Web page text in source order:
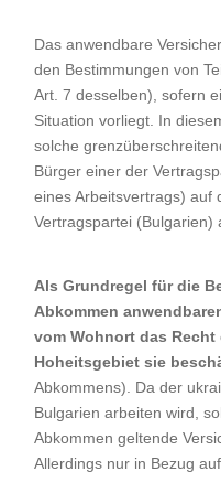
Das anwendbare
den Bestimmungen von
Art. 7 desselben), sofern
Situation vorliegt. In
solche
Bürger einer der
eines Arbeitsvertrags) auf
Vertragspartei (Bulgarien)
Als Grundregel für die
Abkommen
vom Wohnort das
Hoheitsgebiet sie
Abkommens). Da der
Bulgarien arbeiten wird,
Abkommen geltende
Allerdings nur in Bezug